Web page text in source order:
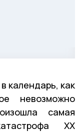
календарь, как
невозможно
самая
XX